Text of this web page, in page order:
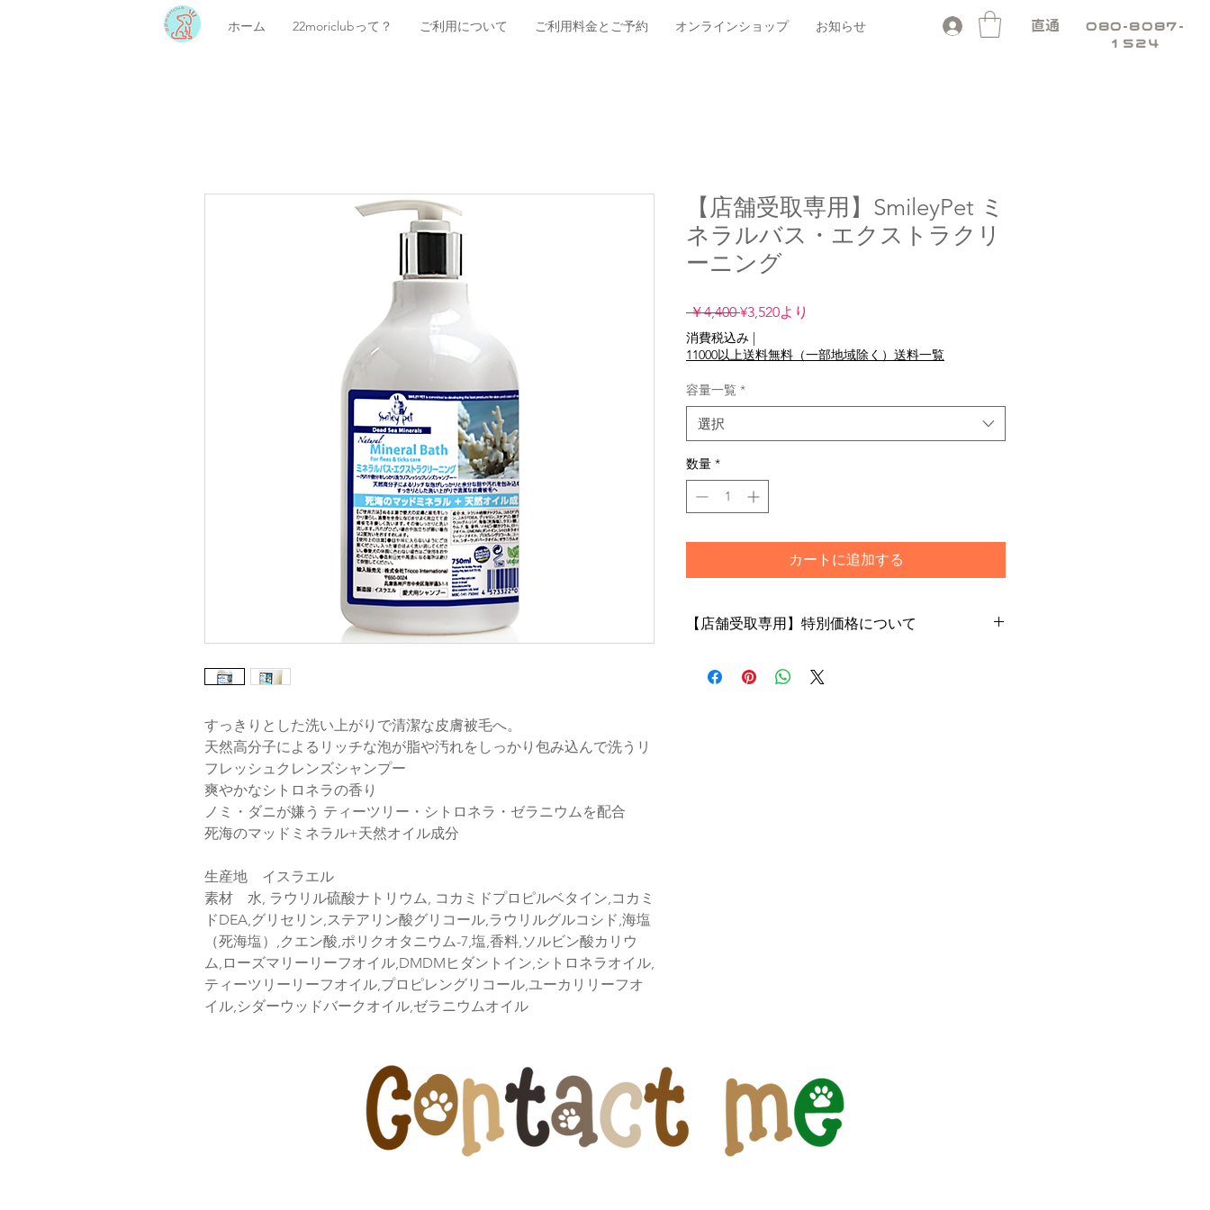
ホーム 22moriclubって？ ご利用について ご利用料金とご予約 オンラインショップ お知らせ 直通
080-8087-
1524
すっきりとした洗い上がりで清潔な皮膚被毛へ。
天然高分子によるリッチな泡が脂や汚れをしっかり包み込んで洗うリ
フレッシュクレンズシャンプー
爽やかなシトロネラの香り
ノミ・ダニが嫌う ティーツリー・シトロネラ・ゼラニウムを配合
死海のマッドミネラル+天然オイル成分
生産地 イスラエル
素材 水, ラウリル硫酸ナトリウム, コカミドプロピルベタイン,コカミ
ドDEA,グリセリン,ステアリン酸グリコール,ラウリルグルコシド,海塩
（死海塩）,クエン酸,ポリクオタニウム-7,塩,香料,ソルビン酸カリウ
ム,ローズマリーリーフオイル,DMDMヒダントイン,シトロネラオイル,
ティーツリーリーフオイル,プロピレングリコール,ユーカリリーフオ
イル,シダーウッドバークオイル,ゼラニウムオイル
【店舗受取専用】SmileyPet ミ
ネラルバス・エクストラクリ
ーニング
￥4,400 通
常
価
¥3,520より
ル
消費税込み |
11000以上送料無料（一部地域除く）送料一覧
容量一覧 *
選択
数量 *
カートに追加する
【店舗受取専用】特別価格について
トで「店舗受取」をご選択ください